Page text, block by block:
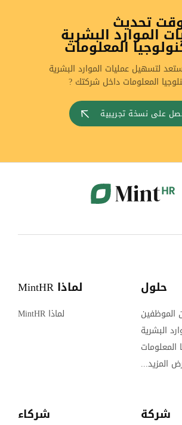
تحديث
الموارد البشرية
المعلومات
لتسهيل عمليات الموارد البشرية
المعلومات داخل شركتك ?
على نسخة تجريبية
حلول
الموظفين
البشرية
المعلومات
المزيد...
لماذا MintHR
لماذا MintHR
شركة شركاء